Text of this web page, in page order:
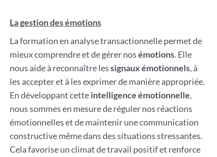
La gestion des émotions
La formation en analyse transactionnelle permet de
mieux comprendre et de gérer nosémotions. Elle
nous aide à reconnaître lessignaux émotionnels, à
les accepter et à les exprimer de manière appropriée.
En développant cetteintelligence émotionnelle,
nous sommes en mesure de réguler nos réactions
émotionnelles et de maintenir une communication
constructive même dans des situations stressantes.
Cela favorise un climat de travail positif et renforce